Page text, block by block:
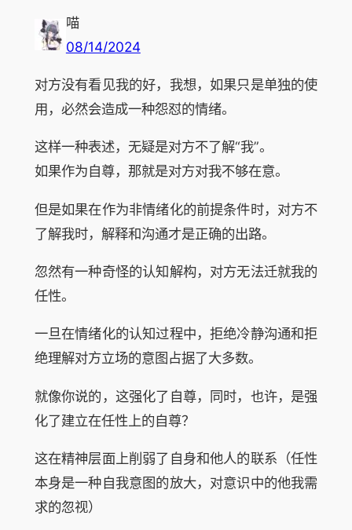
喵
08/14/2024
对方没有看见我的好，我想，如果只是单独的使
用，必然会造成一种怨怼的情绪。
这样一种表述，无疑是对方不了解“我”。
如果作为自尊，那就是对方对我不够在意。
但是如果在作为非情绪化的前提条件时，对方不
了解我时，解释和沟通才是正确的出路。
忽然有一种奇怪的认知解构，对方无法迁就我的
任性。
一旦在情绪化的认知过程中，拒绝冷静沟通和拒
绝理解对方立场的意图占据了大多数。
就像你说的，这强化了自尊，同时，也许，是强
化了建立在任性上的自尊？
这在精神层面上削弱了自身和他人的联系（任性
本身是一种自我意图的放大，对意识中的他我需
求的忽视）